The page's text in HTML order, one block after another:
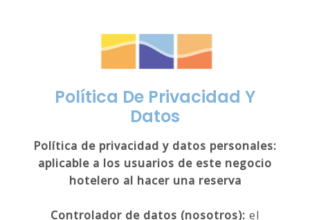
Política De Privacidad Y
Datos
Política de privacidad y datos personales:
aplicable a los usuarios de este negocio
hotelero al hacer una reserva
Controlador de datos (nosotros): el